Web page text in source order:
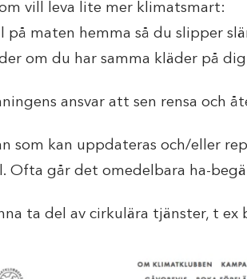
vill leva lite mer klimatsmart:
maten hemma så du slipper
om du har samma kläder på
ansvar att sen rensa och
som kan uppdateras och/eller
Ofta går det omedelbara ha-
ta del av cirkulära tjänster, t ex